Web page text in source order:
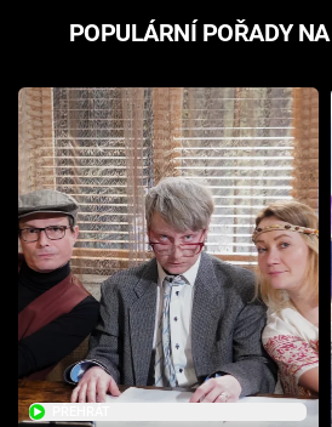
POPULÁRNÍ POŘADY